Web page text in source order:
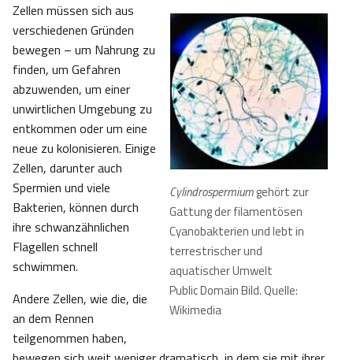
Cylindrospermiumgehört zur
Gattung der filamentösen
Cyanobakterien und lebt in
terrestrischer und
aquatischer Umwelt
Public Domain Bild. Quelle:
Wikimedia
Zellen müssen sich aus
verschiedenen Gründen
bewegen – um Nahrung zu
finden, um Gefahren
abzuwenden, um einer
unwirtlichen Umgebung zu
entkommen oder um eine
neue zu kolonisieren. Einige
Zellen, darunter auch
Spermien und viele
Bakterien, können durch
ihre schwanzähnlichen
Flagellen schnell
schwimmen.
Andere Zellen, wie die, die
an dem Rennen
teilgenommen haben,